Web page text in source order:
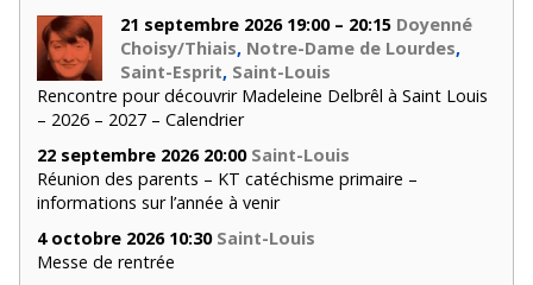
21 septembre 2026 19:00 – 20:15 Doyenné
Choisy/Thiais, Notre-Dame de Lourdes,
Saint-Esprit, Saint-Louis
Rencontre pour découvrir Madeleine Delbrêl à Saint Louis
– 2026 – 2027 – Calendrier
22 septembre 2026 20:00 Saint-Louis
Réunion des parents – KT catéchisme primaire –
informations sur l’année à venir
4 octobre 2026 10:30 Saint-Louis
Messe de rentrée